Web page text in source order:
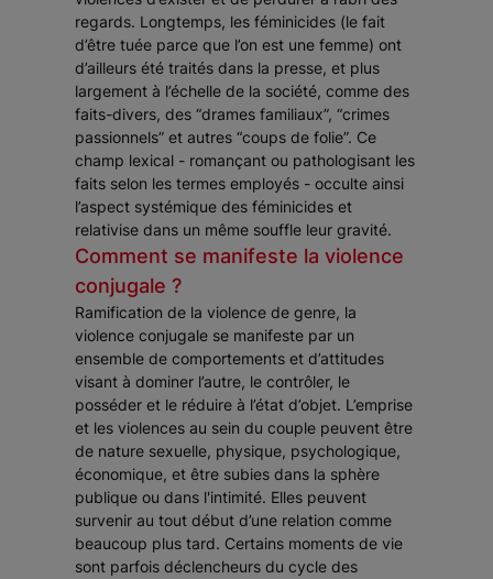
regards. Longtemps, les féminicides (le fait
d’être tuée parce que l’on est une femme) ont
d’ailleurs été traités dans la presse, et plus
largement à l’échelle de la société, comme des
faits-divers, des “drames familiaux”, “crimes
passionnels” et autres “coups de folie”. Ce
champ lexical - romançant ou pathologisant les
faits selon les termes employés - occulte ainsi
l’aspect systémique des féminicides et
relativise dans un même souffle leur gravité.
Comment se manifeste la violence
conjugale ?
Ramification de la violence de genre, la
violence conjugale se manifeste par un
ensemble de comportements et d’attitudes
visant à dominer l’autre, le contrôler, le
posséder et le réduire à l’état d’objet. L’emprise
et les violences au sein du couple peuvent être
de nature sexuelle, physique, psychologique,
économique, et être subies dans la sphère
publique ou dans l'intimité. Elles peuvent
survenir au tout début d’une relation comme
beaucoup plus tard. Certains moments de vie
sont parfois déclencheurs du cycle des